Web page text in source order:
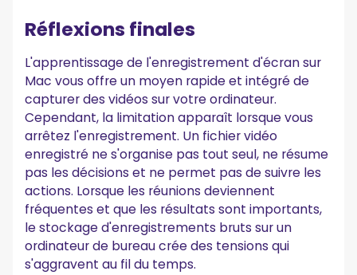
Réflexions finales
L'apprentissage de l'enregistrement d'écran sur
Mac vous offre un moyen rapide et intégré de
capturer des vidéos sur votre ordinateur.
Cependant, la limitation apparaît lorsque vous
arrêtez l'enregistrement. Un fichier vidéo
enregistré ne s'organise pas tout seul, ne résume
pas les décisions et ne permet pas de suivre les
actions. Lorsque les réunions deviennent
fréquentes et que les résultats sont importants,
le stockage d'enregistrements bruts sur un
ordinateur de bureau crée des tensions qui
s'aggravent au fil du temps.